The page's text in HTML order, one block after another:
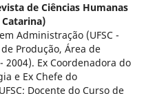
de Ciências Humanas
Administração (UFSC -
Produção, Área de
2004). Ex Coordenadora do
e Ex Chefe do
Docente do Curso de